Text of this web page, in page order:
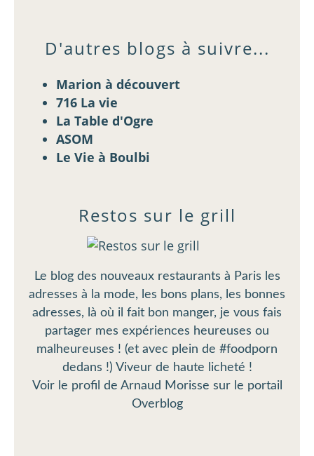
Restos sur le grill
Le blog des nouveaux restaurants à Paris les
adresses à la mode, les bons plans, les bonnes
adresses, là où il fait bon manger, je vous fais
partager mes expériences heureuses ou
malheureuses ! (et avec plein de #foodporn
dedans !) Viveur de haute licheté !
Voir le profil de Arnaud Morisse sur le portail
Overblog
D'autres blogs à suivre...
Marion à découvert
716 La vie
La Table d'Ogre
ASOM
Le Vie à Boulbi